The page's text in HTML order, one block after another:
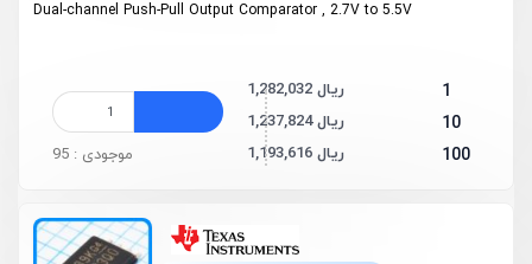
Dual-channel Push-Pull Output Comparator , 2.7V to 5.5V
1 1,282,032 ریال
10 1,237,824 ریال
100 1,193,616 ریال موجودی : 95